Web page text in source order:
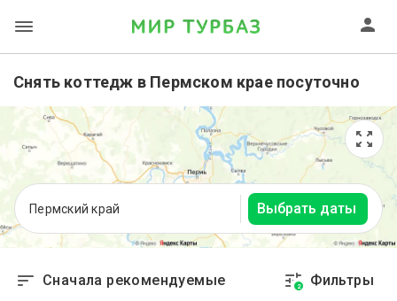
Снять коттедж в Пермском крае посуточно
Пермский край Выбрать даты
Сначала рекомендуемые 2 Фильтры